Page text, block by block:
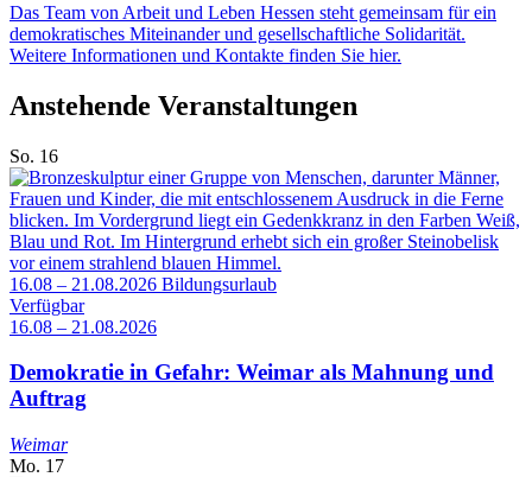
Das Team von Arbeit und Leben Hessen steht gemeinsam für ein
demokratisches Miteinander und gesellschaftliche Solidarität.
Weitere Informationen und Kontakte finden Sie hier.
Anstehende Veranstaltungen
So. 16
16.08 – 21.08.2026 Bildungsurlaub
Verfügbar
16.08 – 21.08.2026
Demokratie in Gefahr: Weimar als Mahnung und
Auftrag
Weimar
Mo. 17